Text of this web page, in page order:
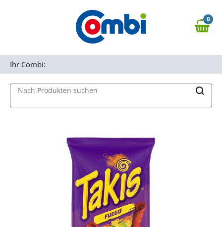
Zur Navigation springen
0,00 €
0
Nach Produkten suchen
Ihr Combi: